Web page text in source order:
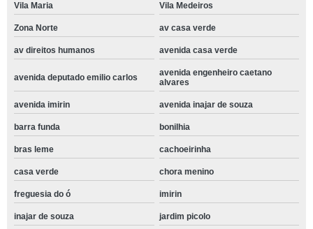
Vila Maria Vila Medeiros
Zona Norte av casa verde
av direitos humanos avenida casa verde
avenida deputado emilio carlos
avenida engenheiro caetano
alvares
avenida imirin avenida inajar de souza
barra funda bonilhia
bras leme cachoeirinha
casa verde chora menino
freguesia do ó imirin
inajar de souza jardim picolo